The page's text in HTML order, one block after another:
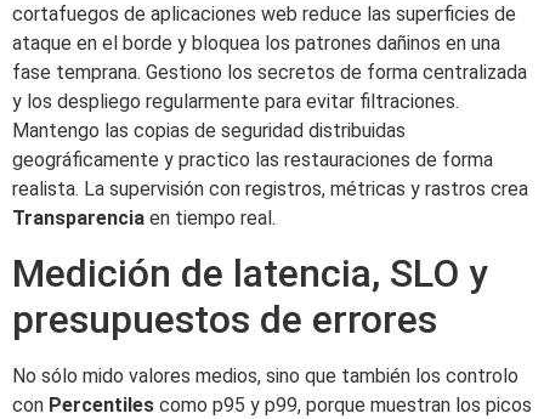
cortafuegos de aplicaciones web reduce las superficies de
ataque en el borde y bloquea los patrones dañinos en una
fase temprana. Gestiono los secretos de forma centralizada
y los despliego regularmente para evitar filtraciones.
Mantengo las copias de seguridad distribuidas
geográficamente y practico las restauraciones de forma
realista. La supervisión con registros, métricas y rastros crea
Transparencia en tiempo real.
Medición de latencia, SLO y
presupuestos de errores
No sólo mido valores medios, sino que también los controlo
con Percentiles como p95 y p99, porque muestran los picos